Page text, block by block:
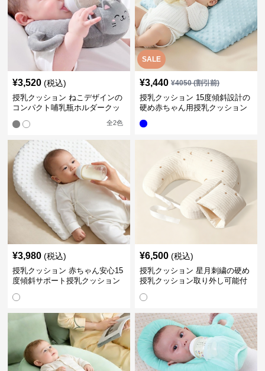
¥3,520 (税込)
授乳クッション ねこデザインの
コンパクト哺乳瓶ホルダークッ
全2色
SALE
¥3,440 ¥4050(割引前)
授乳クッション 15度傾斜設計の
硬め赤ちゃん用授乳クッション
¥3,980 (税込)
授乳クッション 赤ちゃん安心15
度傾斜サポート授乳クッション
¥6,500 (税込)
授乳クッション 星月刺繍の硬め
授乳クッション取り外し可能付